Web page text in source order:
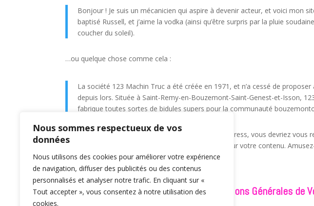
Nous sommes respectueux de vos
données
Nous utilisons des cookies pour améliorer votre expérience
de navigation, diffuser des publicités ou des contenus
personnalisés et analyser notre trafic. En cliquant sur «
Tout accepter », vous consentez à notre utilisation des
cookies.
Bonjour ! Je suis un mécanicien qui aspire à devenir acteur, et voici mon
baptisé Russell, et j’aime la vodka (ainsi qu’être surpris par la pluie
coucher du soleil).
…ou quelque chose comme cela :
La société 123 Machin Truc a été créée en 1971, et n’a cessé de
depuis lors. Située à Saint-Remy-en-Bouzemont-Saint-Genest-et-Isson,
fabrique toutes sortes de bidules supers pour la communauté
En tant que nouvel utilisateur ou utilisatrice de WordPress, vous devriez vous
supprimer cette page et créer de nouvelles pages pour votre contenu.
Conditions Générales de